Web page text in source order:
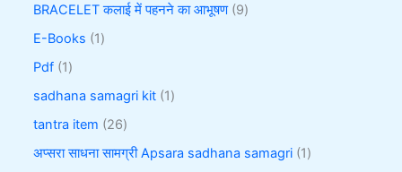
BRACELET कलाई में पहनने का आभूषण 9
E-Books 1
Pdf 1
sadhana samagri kit 1
tantra item 26
अप्सरा साधना सामग्री Apsara sadhana samagri 1